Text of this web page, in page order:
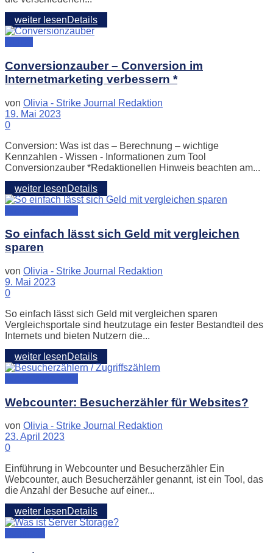
weiter lesenDetails
Conversionzauber – Conversion im
Internetmarketing verbessern *
von Olivia - Strike Journal Redaktion
19. Mai 2023
0
Conversion: Was ist das – Berechnung – wichtige
Kennzahlen - Wissen - Informationen zum Tool
Conversionzauber *Redaktionellen Hinweis beachten am...
weiter lesenDetails
So einfach lässt sich Geld mit vergleichen
sparen
von Olivia - Strike Journal Redaktion
9. Mai 2023
0
So einfach lässt sich Geld mit vergleichen sparen
Vergleichsportale sind heutzutage ein fester Bestandteil des
Internets und bieten Nutzern die...
weiter lesenDetails
Webcounter: Besucherzähler für Websites?
von Olivia - Strike Journal Redaktion
23. April 2023
0
Einführung in Webcounter und Besucherzähler Ein
Webcounter, auch Besucherzähler genannt, ist ein Tool, das
die Anzahl der Besuche auf einer...
weiter lesenDetails